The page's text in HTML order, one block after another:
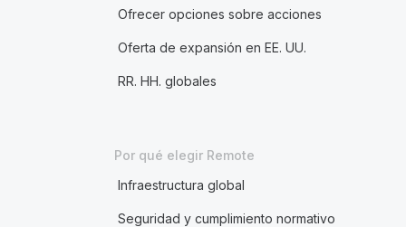
Ofrecer opciones sobre acciones
Oferta de expansión en EE. UU.
RR. HH. globales
Por qué elegir Remote
Infraestructura global
Seguridad y cumplimiento normativo